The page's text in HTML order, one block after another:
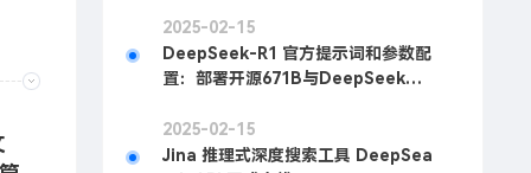
2025-02-15
DeepSeek-R1 官方提示词和参数配
置：部署开源671B与DeepSeek官
2025-02-15
Jina 推理式深度搜索工具 DeepSea